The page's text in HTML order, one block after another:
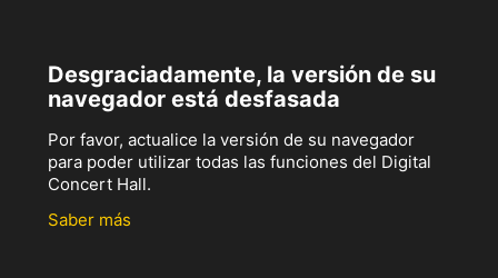
Desgraciadamente, la versión de su
navegador está desfasada
Por favor, actualice la versión de su navegador
para poder utilizar todas las funciones del Digital
Concert Hall.
Saber más